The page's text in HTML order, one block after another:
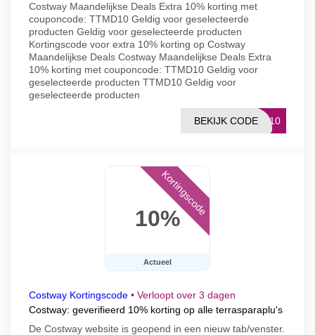
Costway Maandelijkse Deals Extra 10% korting met
couponcode: TTMD10 Geldig voor geselecteerde
producten Geldig voor geselecteerde producten
Kortingscode voor extra 10% korting op Costway
Maandelijkse Deals Costway Maandelijkse Deals Extra
10% korting met couponcode: TTMD10 Geldig voor
geselecteerde producten TTMD10 Geldig voor
geselecteerde producten
MD10
BEKIJK CODE
10%
Actueel
Kortingscode
Costway Kortingscode • Verloopt over 3 dagen
Costway: geverifieerd 10% korting op alle terrasparaplu's
De Costway website is geopend in een nieuw tab/venster.